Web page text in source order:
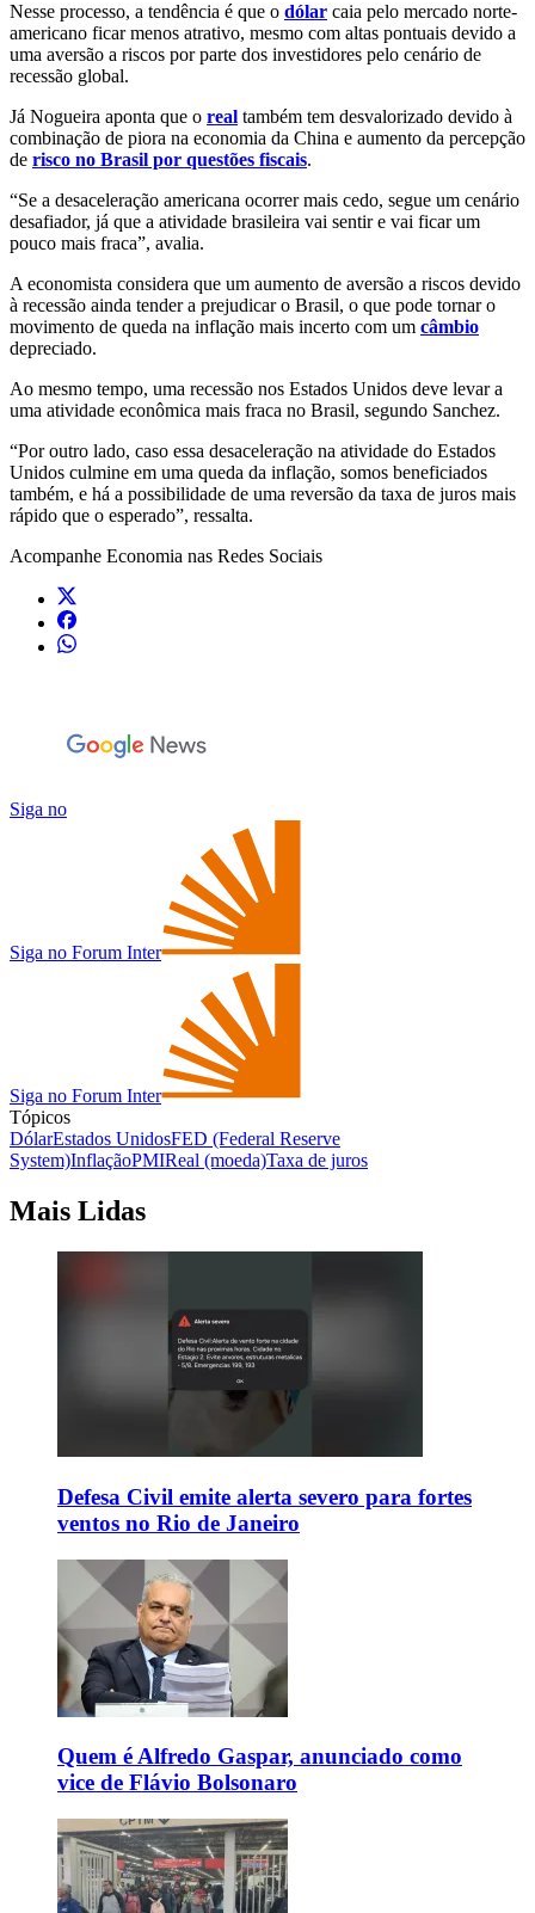
Nesse processo, a tendência é que o dólar caia pelo mercado norte-
americano ficar menos atrativo, mesmo com altas pontuais devido a
uma aversão a riscos por parte dos investidores pelo cenário de
recessão global.
Já Nogueira aponta que o real também tem desvalorizado devido à
combinação de piora na economia da China e aumento da percepção
de risco no Brasil por questões fiscais.
“Se a desaceleração americana ocorrer mais cedo, segue um cenário
desafiador, já que a atividade brasileira vai sentir e vai ficar um
pouco mais fraca”, avalia.
A economista considera que um aumento de aversão a riscos devido
à recessão ainda tender a prejudicar o Brasil, o que pode tornar o
movimento de queda na inflação mais incerto com um câmbio
depreciado.
Ao mesmo tempo, uma recessão nos Estados Unidos deve levar a
uma atividade econômica mais fraca no Brasil, segundo Sanchez.
“Por outro lado, caso essa desaceleração na atividade do Estados
Unidos culmine em uma queda da inflação, somos beneficiados
também, e há a possibilidade de uma reversão da taxa de juros mais
rápido que o esperado”, ressalta.
Acompanhe Economia nas Redes Sociais
Siga no
Siga no Forum Inter
Siga no Forum Inter
Tópicos
DólarEstados UnidosFED (Federal Reserve
System)InflaçãoPMIReal (moeda)Taxa de juros
Mais Lidas
Defesa Civil emite alerta severo para fortes
ventos no Rio de Janeiro
Quem é Alfredo Gaspar, anunciado como
vice de Flávio Bolsonaro